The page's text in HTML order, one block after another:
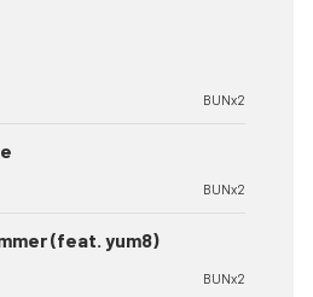
BUNx2
BUNx2
(feat. yum8)
BUNx2